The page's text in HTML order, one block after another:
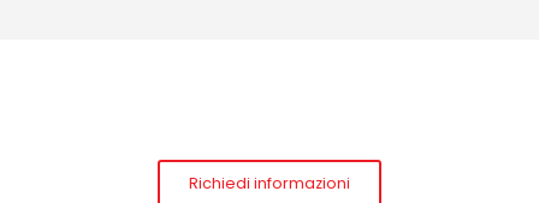
Richiedi informazioni